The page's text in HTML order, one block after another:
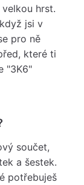
hrst.
jsi v
pro ně
které ti
"3K6"
součet,
a šestek.
potřebuješ